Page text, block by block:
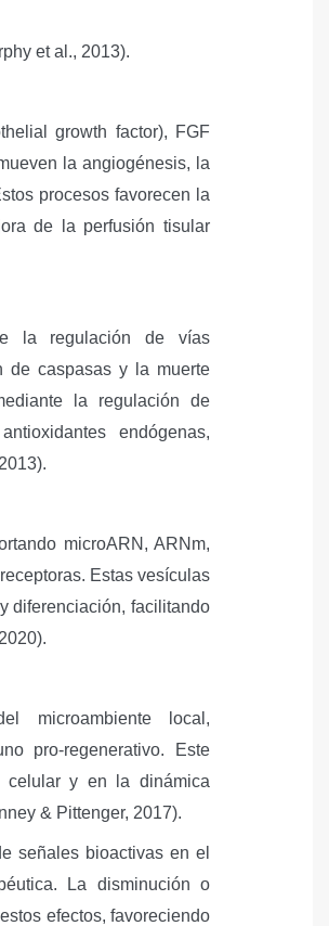
et al., 2013).
growth factor), FGF
la angiogénesis, la
procesos favorecen la
de la perfusión tisular
la regulación de vías
de caspasas y la muerte
la regulación de
endógenas,
microARN, ARNm,
Estas vesículas
diferenciación, facilitando
microambiente local,
pro-regenerativo. Este
celular y en la dinámica
& Pittenger, 2017).
señales bioactivas en el
La disminución o
efectos, favoreciendo